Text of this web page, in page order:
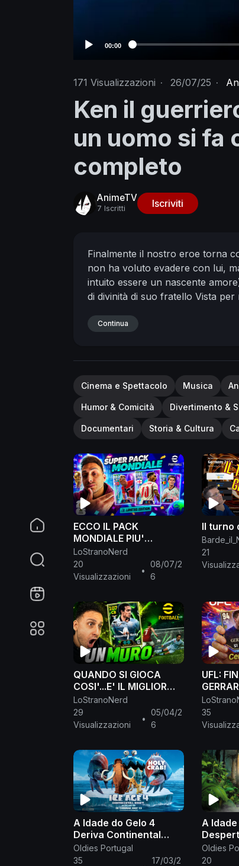
00:00
171 Visualizzazioni · 26/07/25 ·
Ken il
un uomo si fa
completo
AnimeTV
7 Iscritti Iscriviti
Finalmente il nostro eroe torna
non ha voluto evadere con lui,
intuito essere un nascente
di divinità di suo fratello Vista
Continua
Cinema e Spettacolo Musica
Humor & Comicità Divertimento &
Documentari Storia & Cultura
ECCO IL PACK
MONDIALE PIU'
COMPLETO!
#efootball26
LoStranoNerd
20
Visualizzazioni
•
08/07/2
6
Il turno
21
QUANDO SI GIOCA
COSI'...E' IL MIGLIOR
GIOCO DI CALCIO!
SUPER NESTA!
#efootball
LoStranoNerd
29
Visualizzazioni
•
05/04/2
6
UFL:
35
A Idade do Gelo 4
Deriva Continental
(2012) completo
português de Portugal
Oldies Portugal
35
17/03/2
A
Oldies
20